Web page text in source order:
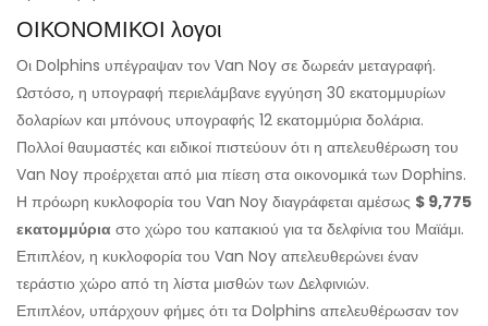
ΟΙΚΟΝΟΜΙΚΟΙ λογοι
Οι Dolphins υπέγραψαν τον Van Noy σε δωρεάν μεταγραφή.
Ωστόσο, η υπογραφή περιελάμβανε εγγύηση 30 εκατομμυρίων
δολαρίων και μπόνους υπογραφής 12 εκατομμύρια δολάρια.
Πολλοί θαυμαστές και ειδικοί πιστεύουν ότι η απελευθέρωση του
Van Noy προέρχεται από μια πίεση στα οικονομικά των Dophins.
Η πρόωρη κυκλοφορία του Van Noy διαγράφεται αμέσως $ 9,775
εκατομμύρια στο χώρο του καπακιού για τα δελφίνια του Μαϊάμι.
Επιπλέον, η κυκλοφορία του Van Noy απελευθερώνει έναν
τεράστιο χώρο από τη λίστα μισθών των Δελφινιών.
Επιπλέον, υπάρχουν φήμες ότι τα Dolphins απελευθέρωσαν τον